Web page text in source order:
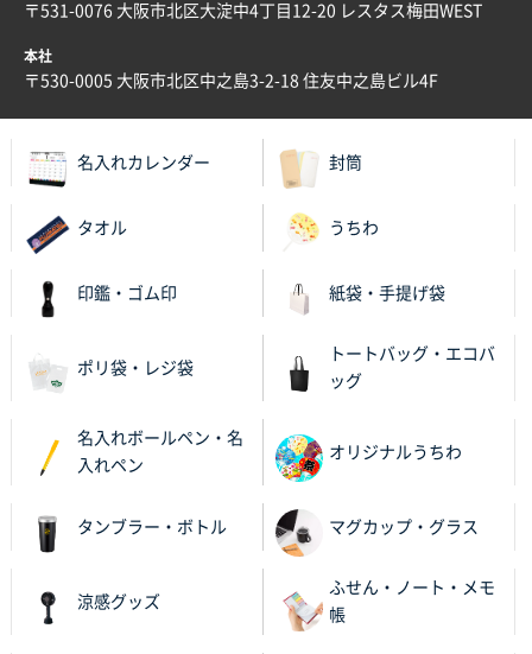
〒531-0076 大阪市北区大淀中4丁目12-20 レスタス梅田WEST
本社
〒530-0005 大阪市北区中之島3-2-18 住友中之島ビル4F
名入れカレンダー 封筒
タオル うちわ
印鑑・ゴム印 紙袋・手提げ袋
ポリ袋・レジ袋
トートバッグ・エコバ
ッグ
名入れボールペン・名
入れペン
オリジナルうちわ
タンブラー・ボトル マグカップ・グラス
涼感グッズ
ふせん・ノート・メモ
帳